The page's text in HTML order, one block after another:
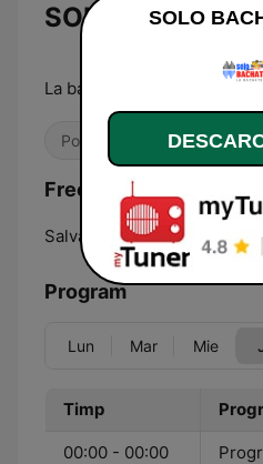
SOLO BACHATA
La bachatera de República
Posturi locale
Frecvențe SOLO
Salvaleón de Higüey: Online
Program
Lun Mar Mie
Timp
00:00 - 00:00
SOLO